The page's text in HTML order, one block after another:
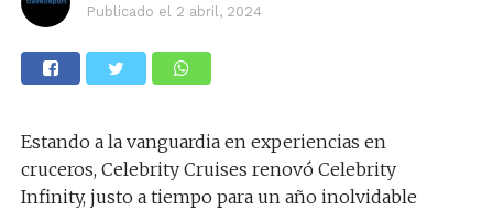
Publicado el 2 abril, 2024
Estando a la vanguardia en experiencias en
cruceros, Celebrity Cruises renovó Celebrity
Infinity, justo a tiempo para un año inolvidable